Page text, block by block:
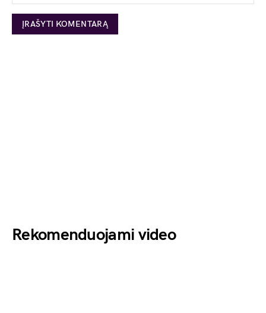
Rekomenduojami video